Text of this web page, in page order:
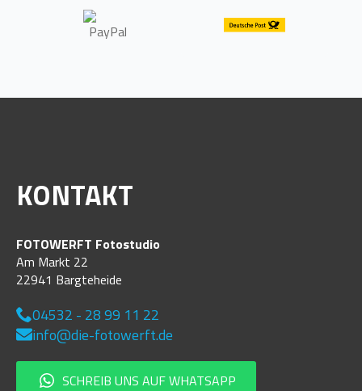
KONTAKT
FOTOWERFT Fotostudio
Am Markt 22
22941 Bargteheide
04532 - 28 99 11 22
info@die-fotowerft.de
SCHREIB UNS AUF WHATSAPP